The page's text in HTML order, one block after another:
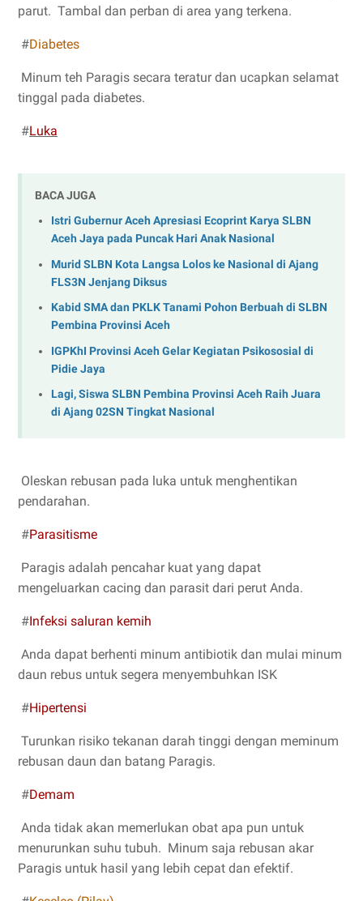
parut. Tambal dan perban di area yang terkena.
#Diabetes
Minum teh Paragis secara teratur dan ucapkan selamat
tinggal pada diabetes.
#Luka
BACA JUGA
Istri Gubernur Aceh Apresiasi Ecoprint Karya SLBN
Aceh Jaya pada Puncak Hari Anak Nasional
Murid SLBN Kota Langsa Lolos ke Nasional di Ajang
FLS3N Jenjang Diksus
Kabid SMA dan PKLK Tanami Pohon Berbuah di SLBN
Pembina Provinsi Aceh
IGPKhI Provinsi Aceh Gelar Kegiatan Psikososial di
Pidie Jaya
Lagi, Siswa SLBN Pembina Provinsi Aceh Raih Juara
di Ajang 02SN Tingkat Nasional
Oleskan rebusan pada luka untuk menghentikan
pendarahan.
#Parasitisme
Paragis adalah pencahar kuat yang dapat
mengeluarkan cacing dan parasit dari perut Anda.
#Infeksi saluran kemih
Anda dapat berhenti minum antibiotik dan mulai minum
daun rebus untuk segera menyembuhkan ISK
#Hipertensi
Turunkan risiko tekanan darah tinggi dengan meminum
rebusan daun dan batang Paragis.
#Demam
Anda tidak akan memerlukan obat apa pun untuk
menurunkan suhu tubuh. Minum saja rebusan akar
Paragis untuk hasil yang lebih cepat dan efektif.